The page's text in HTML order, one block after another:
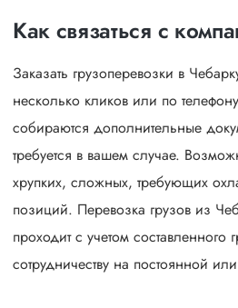
Как связаться с
Заказать грузоперевозки в
несколько кликов или по
собираются дополнительные
требуется в вашем случае.
хрупких, сложных, требующих
позиций. Перевозка грузов из
проходит с учетом составленного
сотрудничеству на постоянной